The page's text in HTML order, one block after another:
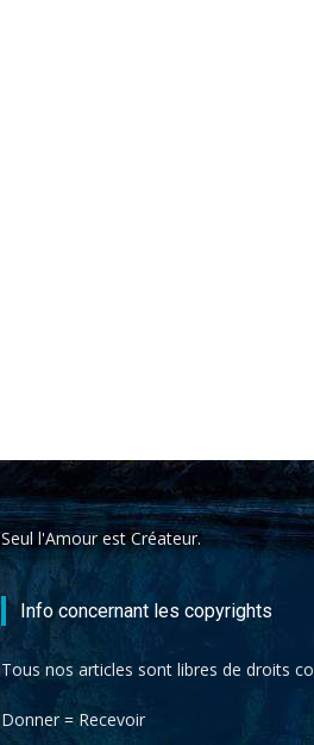
Seul l'Amour est Créateur.
Info concernant les copyrights
Tous nos articles sont libres de droits
Donner = Recevoir